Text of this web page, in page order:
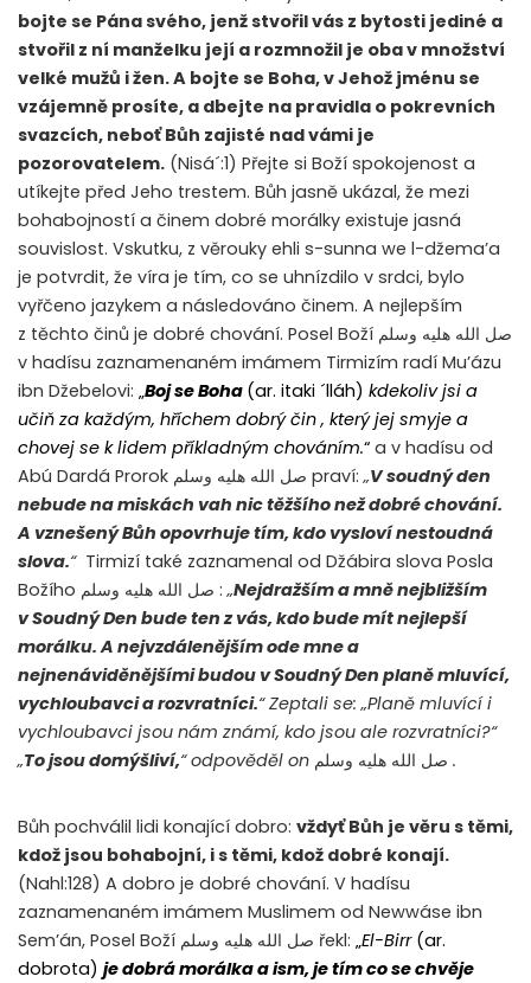
bojte se Pána svého, jenž stvořil vás z bytosti jediné a
stvořil z ní manželku její a rozmnožil je oba v množství
velké mužů i žen. A bojte se Boha, v Jehož jménu se
vzájemně prosíte, a dbejte na pravidla o pokrevních
svazcích, neboť Bůh zajisté nad vámi je
pozorovatelem. (Nisá´:1) Přejte si Boží spokojenost a
utíkejte před Jeho trestem. Bůh jasně ukázal, že mezi
bohabojností a činem dobré morálky existuje jasná
souvislost. Vskutku, z věrouky ehli s-sunna we l-džema’a
je potvrdit, že víra je tím, co se uhnízdilo v srdci, bylo
vyřčeno jazykem a následováno činem. A nejlepším
z těchto činů je dobré chování. Posel Boží صل الله هليه وسلم
v hadísu zaznamenaném imámem Tirmizím radí Mu’ázu
ibn Džebelovi: „Boj se Boha (ar. itaki ´lláh) kdekoliv jsi a
učiň za každým, hříchem dobrý čin , který jej smyje a
chovej se k lidem příkladným chováním.“ a v hadísu od
Abú Dardá Prorok
praví:„V soudný den
nebude na miskách vah nic těžšího než dobré chování.
A vznešený Bůh opovrhuje tím, kdo vysloví nestoudná
slova.“ Tirmizí také zaznamenal od Džábira slova Posla
Božího
:„Nejdražším a mně nejbližším
v Soudný Den bude ten z vás, kdo bude mít nejlepší
morálku. A nejvzdálenějším ode mne a
nejnenáviděnějšími budou v Soudný Den planě mluvící,
vychloubavci a rozvratníci.“ Zeptali se: „Planě mluvící i
vychloubavci jsou nám známí, kdo jsou ale rozvratníci?“
„To jsou domýšliví,“ odpověděl on .
Bůh pochválil lidi konající dobro: vždyť Bůh je věru s těmi,
kdož jsou bohabojní, i s těmi, kdož dobré konají.
(Nahl:128) A dobro je dobré chování. V hadísu
zaznamenaném imámem Muslimem od Newwáse ibn
Sem’án, Posel Boží
řekl: „El-Birr(ar.
dobrota) je dobrá morálka a ism, je tím co se chvěje